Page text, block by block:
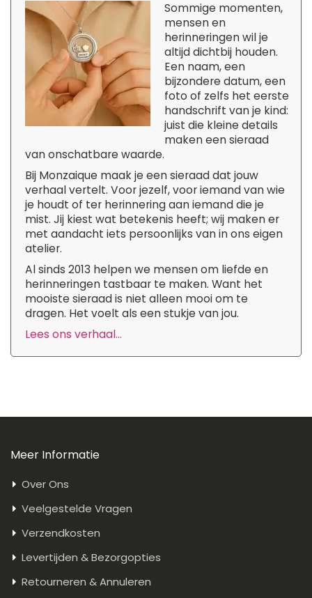
Sommige momenten,
mensen en
herinneringen wil je
altijd dichtbij houden.
Een naam, een
bijzondere datum, een
foto of zelfs het eerste
handschrift van je kind:
juist die kleine details
maken een sieraad
van onschatbare waarde.
Bij Monzaique maak je een sieraad dat jouw
verhaal vertelt. Voor jezelf, voor iemand van wie
je houdt of ter herinnering aan iemand die je
mist. Jij kiest wat betekenis heeft; wij maken er
met aandacht iets persoonlijks van in ons eigen
atelier.
Al sinds 2013 helpen we mensen om liefde en
herinneringen tastbaar te maken. Want het
mooiste sieraad is niet alleen mooi om te
dragen. Het voelt als een stukje van jou.
Lees ons verhaal...
Meer Informatie
Over Ons
Veelgestelde Vragen
Verzendkosten
Levertijden & Bezorgopties
Retourneren & Annuleren